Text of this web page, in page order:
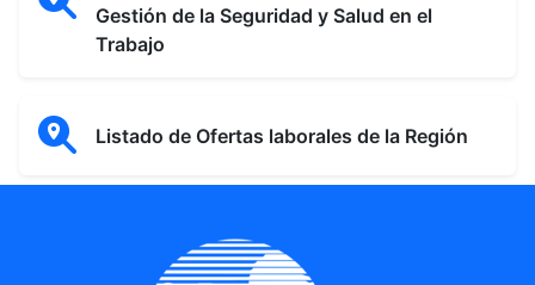
Gestión de la Seguridad y Salud en el
Trabajo
Listado de Ofertas laborales de la Región